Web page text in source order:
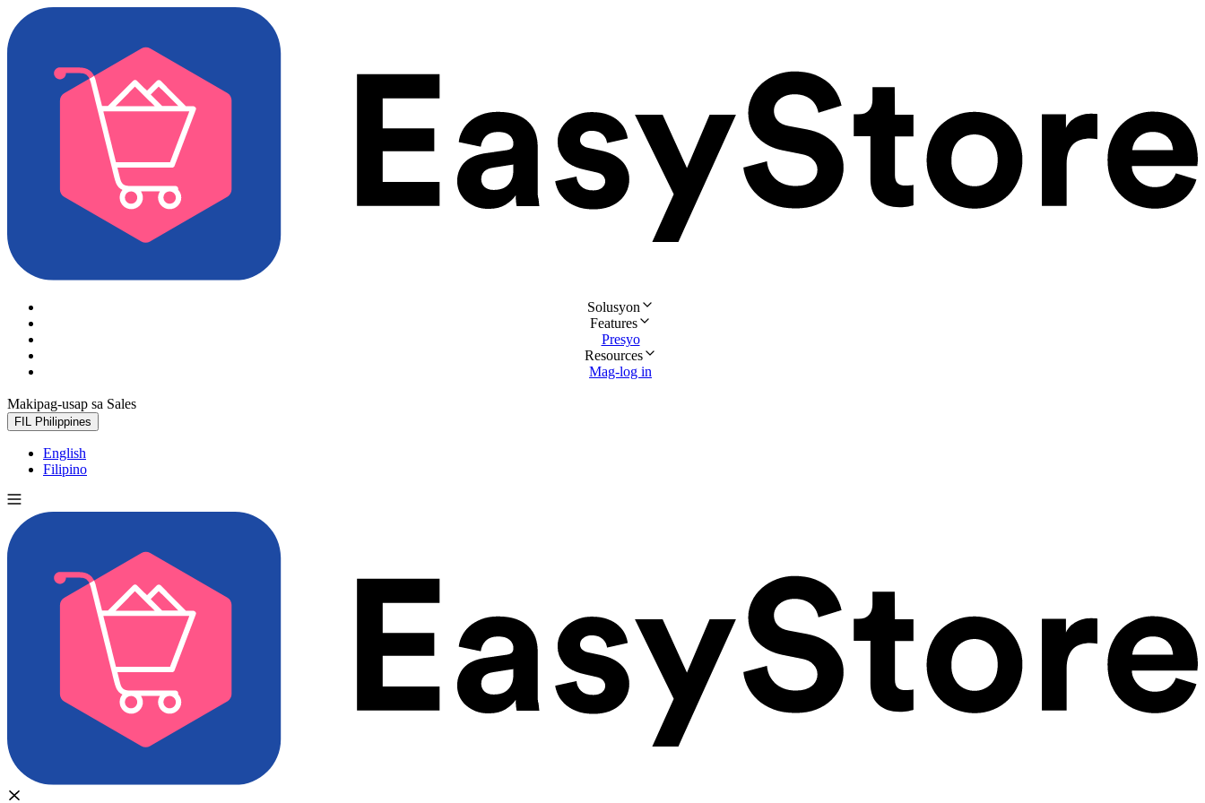
Solusyon
Features
Presyo
Resources
Mag-log in
Makipag-usap sa Sales
FIL Philippines
English
Filipino